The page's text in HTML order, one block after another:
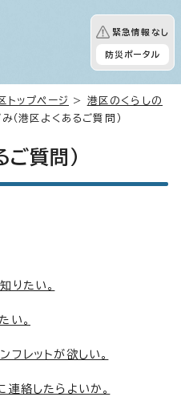
緊急情報なし
防災ポータル
トップページ > 港区のくらしの
（港区よくあるご質問）
ご質問）
りたい。
い。
レットが欲しい。
絡したらよいか。